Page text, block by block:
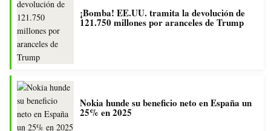
¡Bomba! EE.UU. tramita la devolución de
121.750 millones por aranceles de Trump
Nokia hunde su beneficio neto en España un
25% en 2025